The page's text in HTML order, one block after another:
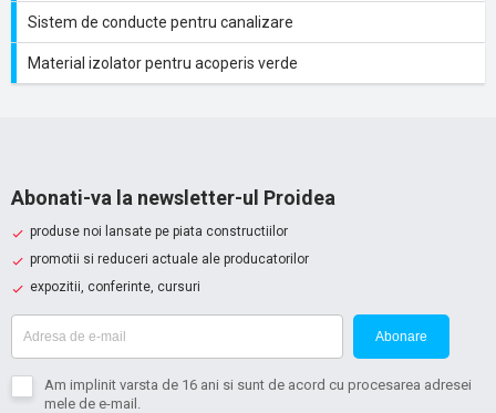
Sistem de conducte pentru canalizare
Material izolator pentru acoperis verde
Abonati-va la newsletter-ul Proidea
produse noi lansate pe piata constructiilor
promotii si reduceri actuale ale producatorilor
expozitii, conferinte, cursuri
Abonare
Am implinit varsta de 16 ani si sunt de acord cu procesarea adresei
mele de e-mail.